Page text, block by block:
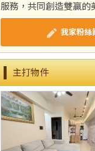
服務，共同創造雙贏的
我家粉絲
主打物件